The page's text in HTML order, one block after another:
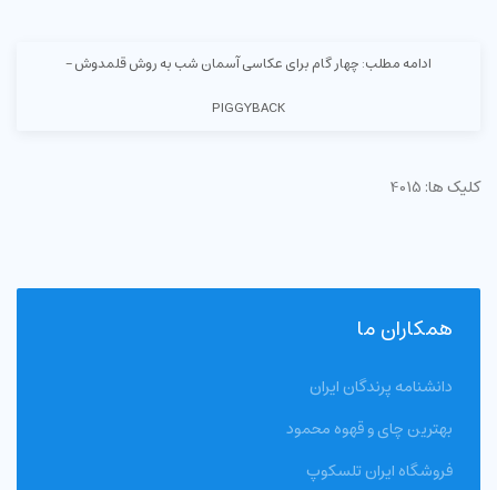
ادامه مطلب: چهار گام برای عکاسی آسمان شب به روش قلمدوش -
PIGGYBACK
کلیک ها: 4015
همکاران ما
دانشنامه پرندگان ایران
بهترین چای و قهوه محمود
فروشگاه ایران تلسکوپ